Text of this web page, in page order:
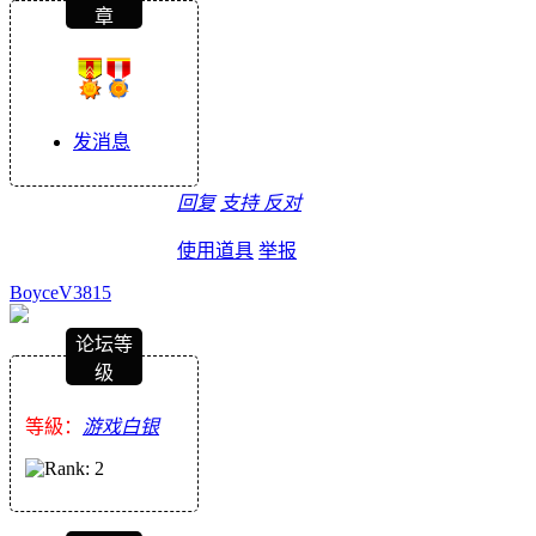
章
发消息
回复 支持 反对
使用道具 举报
BoyceV3815
论坛等
级
等級： 游戏白银